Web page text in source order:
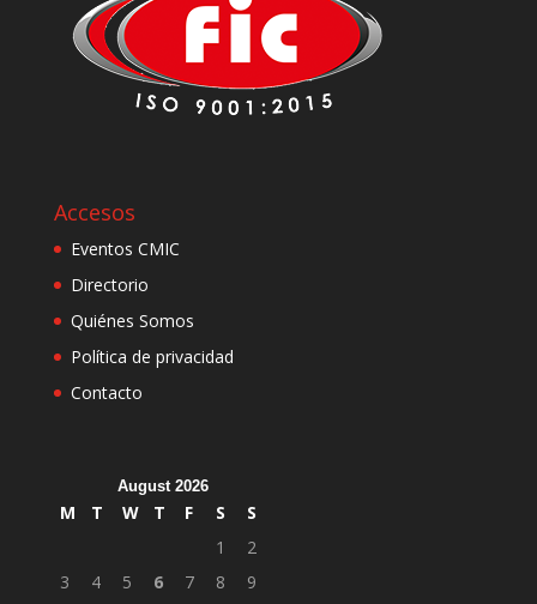
Accesos
Eventos CMIC
Directorio
Quiénes Somos
Política de privacidad
Contacto
August 2026
M T W T F S
S
1
2
3
4 5 6 7 8 9